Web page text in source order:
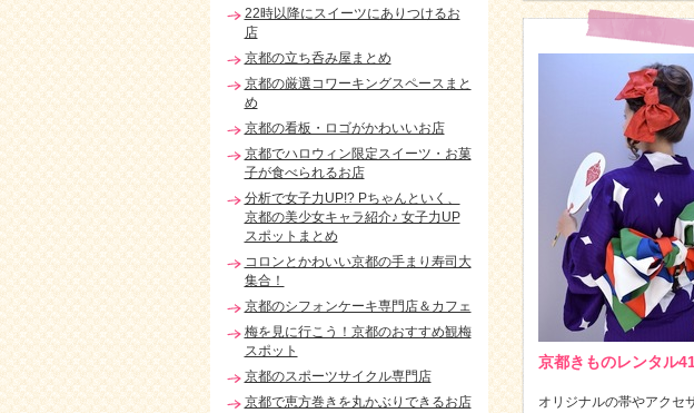
京都きものレンタル
オリジナルの帯やアクセ
22時以降にスイーツにありつけるお
店
京都の立ち呑み屋まとめ
京都の厳選コワーキングスペースまと
め
京都の看板・ロゴがかわいいお店
京都でハロウィン限定スイーツ・お菓
子が食べられるお店
分析で女子力UP!? Pちゃんといく、
京都の美少女キャラ紹介♪ 女子力UP
スポットまとめ
コロンとかわいい京都の手まり寿司大
集合！
京都のシフォンケーキ専門店＆カフェ
梅を見に行こう！京都のおすすめ観梅
スポット
京都のスポーツサイクル専門店
京都で恵方巻きを丸かぶりできるお店